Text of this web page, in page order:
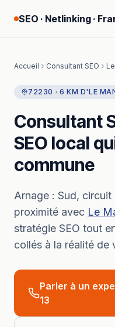
SEO · Netlinking ·
Accueil Consultant SEO
72230 · 6 KM D'LE
Consultant
SEO local
commune
Arnage : Sud, circuit
proximité avec Le
stratégie SEO tout
collés à la réalité de
Parler à un
13